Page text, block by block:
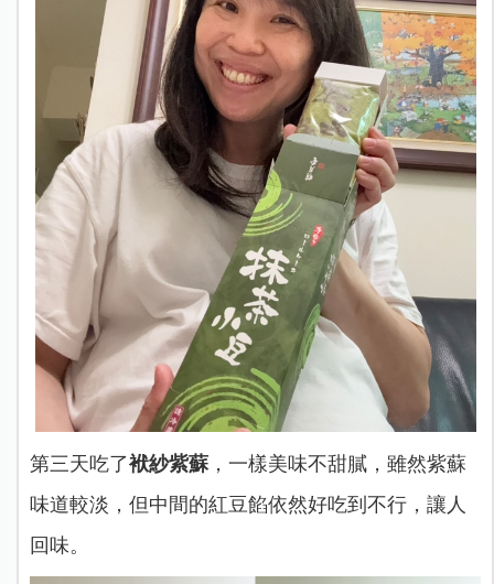
第三天吃了袱紗紫蘇，一樣美味不甜膩，雖然紫蘇
味道較淡，但中間的紅豆餡依然好吃到不行，讓人
回味。